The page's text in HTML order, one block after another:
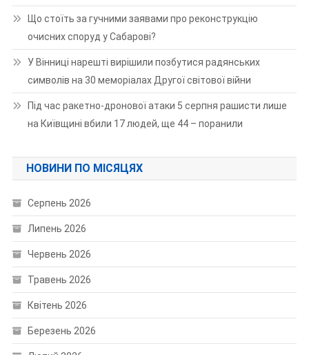
Що стоїть за гучними заявами про реконструкцію
очисних споруд у Сабарові?
У Вінниці нарешті вирішили позбутися радянських
символів на 30 меморіалах Другої світової війни
Під час ракетно-дронової атаки 5 серпня рашисти лише
на Київщині вбили 17 людей, ще 44 – поранили
НОВИНИ ПО МІСЯЦЯХ
Серпень 2026
Липень 2026
Червень 2026
Травень 2026
Квітень 2026
Березень 2026